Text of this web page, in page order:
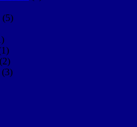
(5)
(2)
(3)